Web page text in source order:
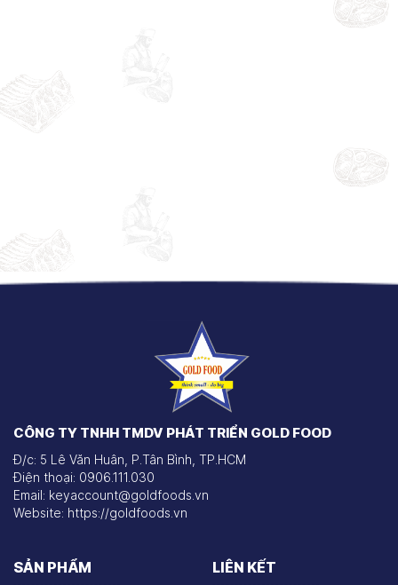
CÔNG TY TNHH TMDV PHÁT TRIỂN GOLD FOOD
Đ/c: 5 Lê Văn Huân, P.Tân Bình, TP.HCM
Điện thoại: 0906.111.030
Email: keyaccount@goldfoods.vn
Website: https://goldfoods.vn
SẢN PHẨM LIÊN KẾT